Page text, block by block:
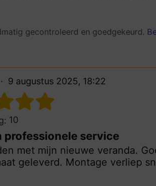
gecontroleerd en goedgekeurd.
9 augustus 2025, 18:22
10
professionele service
met mijn nieuwe veranda.
geleverd. Montage verliep